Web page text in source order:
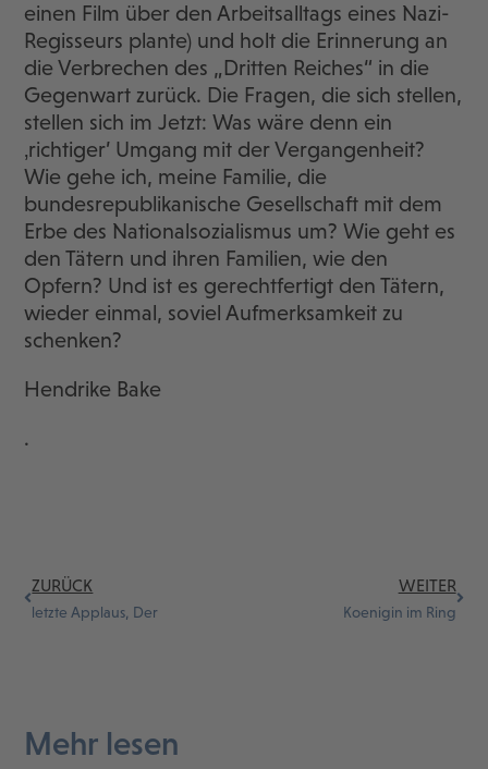
einen Film über den Arbeitsalltags eines Nazi-
Regisseurs plante) und holt die Erinnerung an
die Verbrechen des „Dritten Reiches“ in die
Gegenwart zurück. Die Fragen, die sich stellen,
stellen sich im Jetzt: Was wäre denn ein
‚richtiger’ Umgang mit der Vergangenheit?
Wie gehe ich, meine Familie, die
bundesrepublikanische Gesellschaft mit dem
Erbe des Nationalsozialismus um? Wie geht es
den Tätern und ihren Familien, wie den
Opfern? Und ist es gerechtfertigt den Tätern,
wieder einmal, soviel Aufmerksamkeit zu
schenken?
Hendrike Bake
.
ZURÜCK
letzte Applaus, Der
WEITER
Koenigin im Ring
Mehr lesen